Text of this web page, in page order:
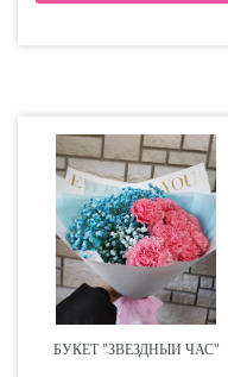
БУКЕТ "ЗВЁЗДНЫЙ ЧАС"